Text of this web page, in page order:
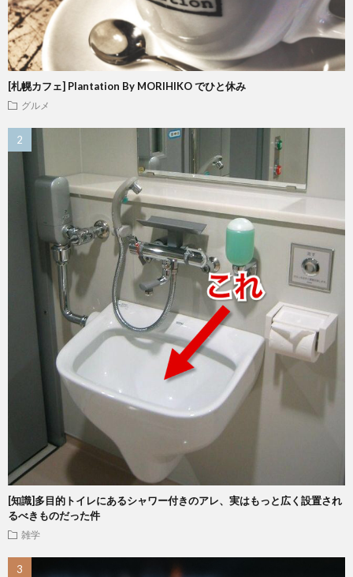
[札幌カフェ] Plantation By MORIHIKO でひと休み
グルメ
[知識]多目的トイレにあるシャワー付きのアレ、実はもっと広く設置され
るべきものだった件
雑学